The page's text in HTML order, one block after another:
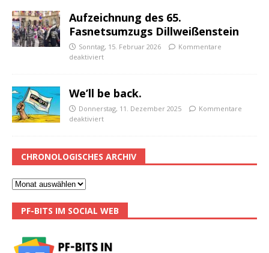
Aufzeichnung des 65.
Fasnetsumzugs Dillweißenstein
Sonntag, 15. Februar 2026
Kommentare
deaktiviert
We’ll be back.
Donnerstag, 11. Dezember 2025
Kommentare
deaktiviert
CHRONOLOGISCHES ARCHIV
PF-BITS IM SOCIAL WEB